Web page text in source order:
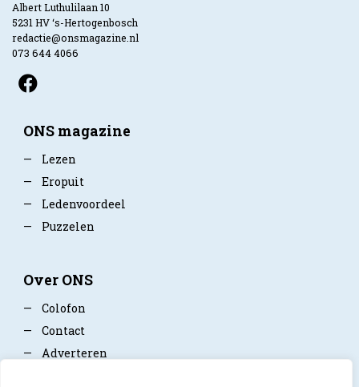
Albert Luthulilaan 10
5231 HV ‘s-Hertogenbosch
redactie@onsmagazine.nl
073 644 4066
ONS magazine
—
Lezen
—
Eropuit
—
Ledenvoordeel
—
Puzzelen
Over ONS
—
Colofon
—
Contact
—
Adverteren